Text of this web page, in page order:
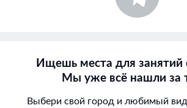
Ищешь места для занятий
Мы уже всё нашли за
Выбери свой город и любимый